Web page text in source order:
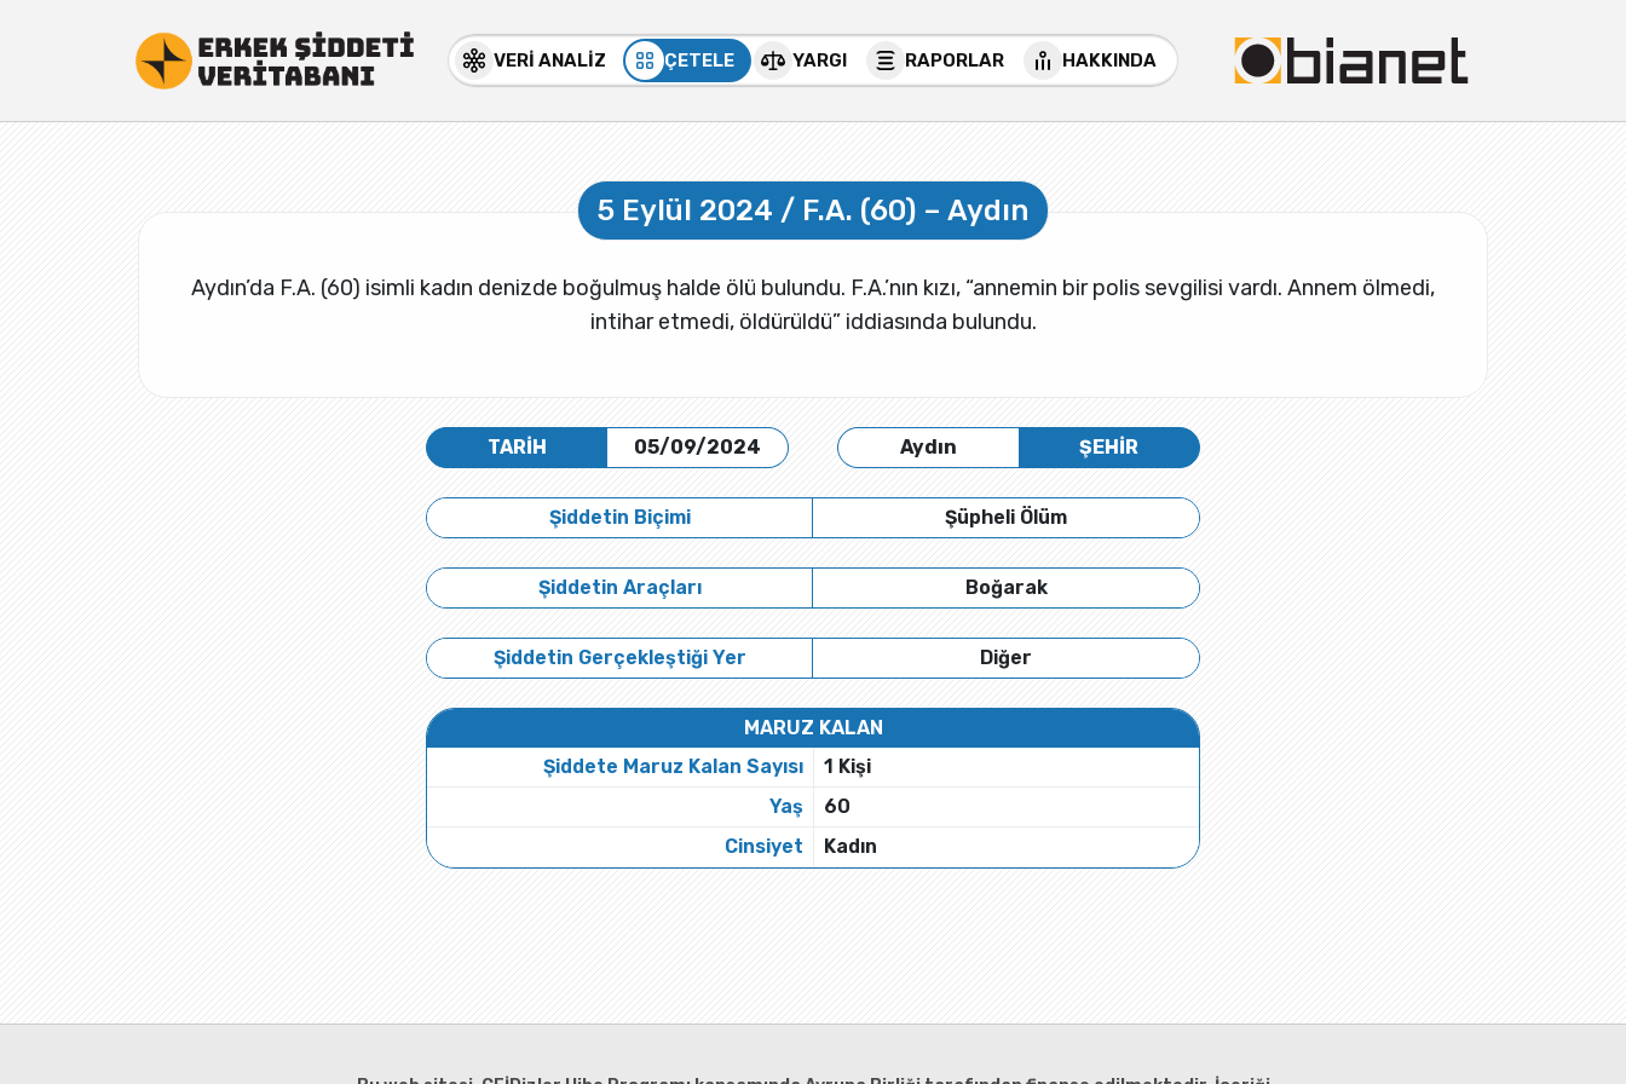
VERİ ANALİZ ÇETELE YARGI RAPORLAR HAKKINDA
5 Eylül 2024 / F.A. (60) – Aydın
Aydın’da F.A. (60) isimli kadın denizde boğulmuş halde ölü bulundu. F.A.’nın kızı, “annemin bir polis sevgilisi vardı. Annem ölmedi,
intihar etmedi, öldürüldü” iddiasında bulundu.
TARİH 05/09/2024 Aydın ŞEHİR
Şiddetin Biçimi Şüpheli Ölüm
Şiddetin Araçları Boğarak
Şiddetin Gerçekleştiği Yer Diğer
MARUZ KALAN
Şiddete Maruz Kalan Sayısı
1 Kişi
Yaş
60
Cinsiyet
Kadın